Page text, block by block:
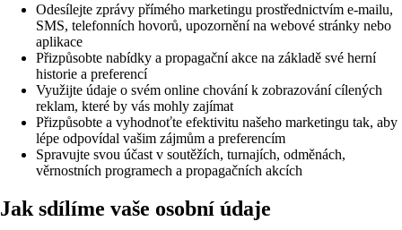
Odesílejte zprávy přímého marketingu prostřednictvím e-mailu,
SMS, telefonních hovorů, upozornění na webové stránky nebo
aplikace
Přizpůsobte nabídky a propagační akce na základě své herní
historie a preferencí
Využijte údaje o svém online chování k zobrazování cílených
reklam, které by vás mohly zajímat
Přizpůsobte a vyhodnoťte efektivitu našeho marketingu tak, aby
lépe odpovídal vašim zájmům a preferencím
Spravujte svou účast v soutěžích, turnajích, odměnách,
věrnostních programech a propagačních akcích
Jak sdílíme vaše osobní údaje